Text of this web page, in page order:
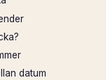
datum